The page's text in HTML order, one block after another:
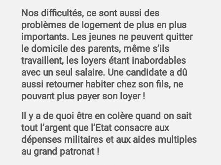
Nos difficultés, ce sont aussi des
problèmes de logement de plus en plus
importants. Les jeunes ne peuvent quitter
le domicile des parents, même s’ils
travaillent, les loyers étant inabordables
avec un seul salaire. Une candidate a dû
aussi retourner habiter chez son fils, ne
pouvant plus payer son loyer !
Il y a de quoi être en colère quand on sait
tout l’argent que l’Etat consacre aux
dépenses militaires et aux aides multiples
au grand patronat !